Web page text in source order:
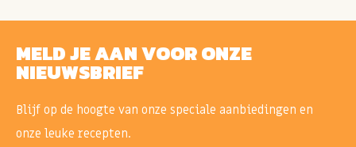
MELD JE AAN VOOR ONZE
NIEUWSBRIEF
Blijf op de hoogte van onze speciale aanbiedingen en
onze leuke recepten.